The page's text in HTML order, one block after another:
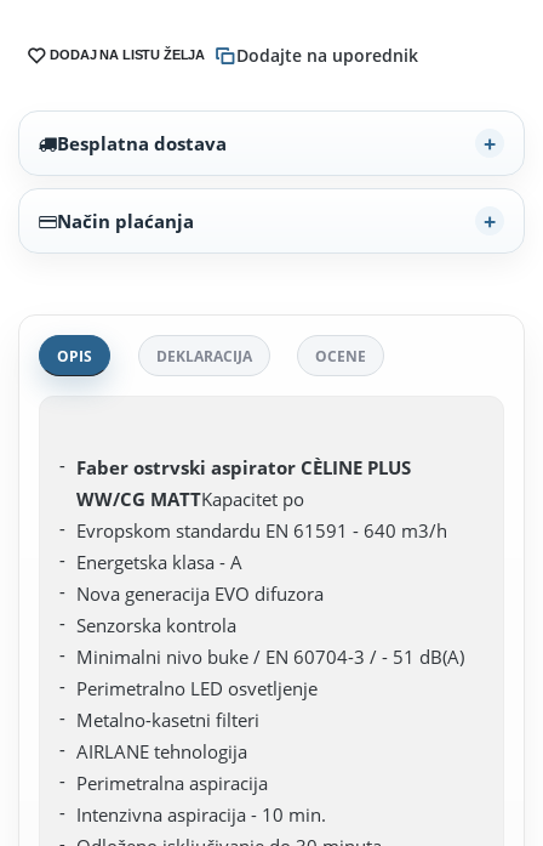
DODAJ NA LISTU ŽELJA Dodajte na uporednik
Besplatna dostava
Način plaćanja
OPIS DEKLARACIJA OCENE
Faber ostrvski aspirator CÈLINE PLUS
WW/CG MATTKapacitet po
Evropskom standardu EN 61591 - 640 m3/h
Energetska klasa - A
Nova generacija EVO difuzora
Senzorska kontrola
Minimalni nivo buke / EN 60704-3 / - 51 dB(A)
Perimetralno LED osvetljenje
Metalno-kasetni filteri
AIRLANE tehnologija
Perimetralna aspiracija
Intenzivna aspiracija - 10 min.